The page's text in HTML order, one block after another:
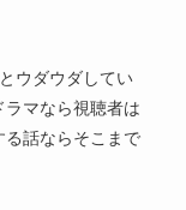
ウダウダしてい
マなら視聴者は
る話ならそこまで